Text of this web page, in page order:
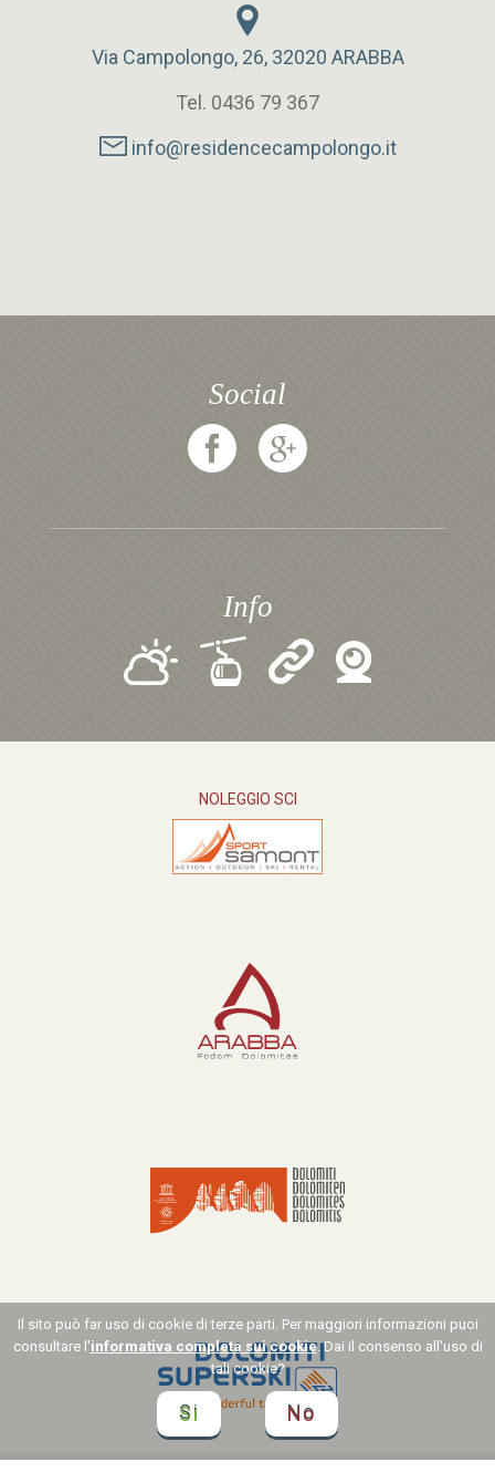
Via Campolongo, 26, 32020 ARABBA
Tel. 0436 79 367
info@residencecampolongo.it
Social
Info
NOLEGGIO SCI
Il sito può far uso di cookie di terze parti. Per maggiori informazioni puoi
consultare l'informativa completa sui cookie. Dai il consenso all'uso di
tali cookie?
Si No